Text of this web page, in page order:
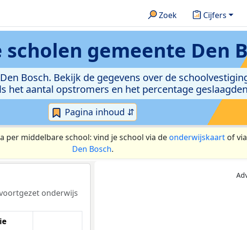
Zoek Cijfers
scholen gemeente Den
Bosch. Bekijk de gegevens over de
het aantal opstromers en het percentage
Pagina inhoud ⇵
per middelbare school: vind je school via deonderwijskaart of
Den Bosch.
onderwijs